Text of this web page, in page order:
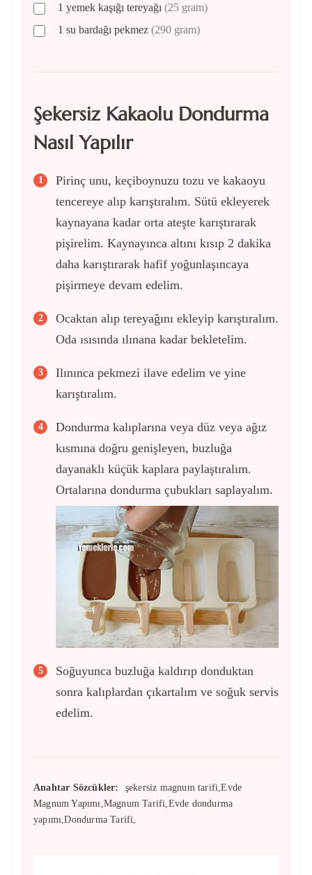
1 yemek kaşığı tereyağı (25 gram)
1 su bardağı pekmez (290 gram)
Şekersiz Kakaolu Dondurma
Nasıl Yapılır
Pirinç unu, keçiboynuzu tozu ve kakaoyu
tencereye alıp karıştıralım. Sütü ekleyerek
kaynayana kadar orta ateşte karıştırarak
pişirelim. Kaynayınca altını kısıp 2 dakika
daha karıştırarak hafif yoğunlaşıncaya
pişirmeye devam edelim.
Ocaktan alıp tereyağını ekleyip karıştıralım.
Oda ısısında ılınana kadar bekletelim.
Ilınınca pekmezi ilave edelim ve yine
karıştıralım.
Dondurma kalıplarına veya düz veya ağız
kısmına doğru genişleyen, buzluğa
dayanaklı küçük kaplara paylaştıralım.
Ortalarına dondurma çubukları saplayalım.
Soğuyunca buzluğa kaldırıp donduktan
sonra kalıplardan çıkartalım ve soğuk servis
edelim.
Anahtar Sözcükler:
şekersiz magnum tarifi,Evde
Magnum Yapımı,Magnum Tarifi,Evde dondurma
yapımı,Dondurma Tarifi,